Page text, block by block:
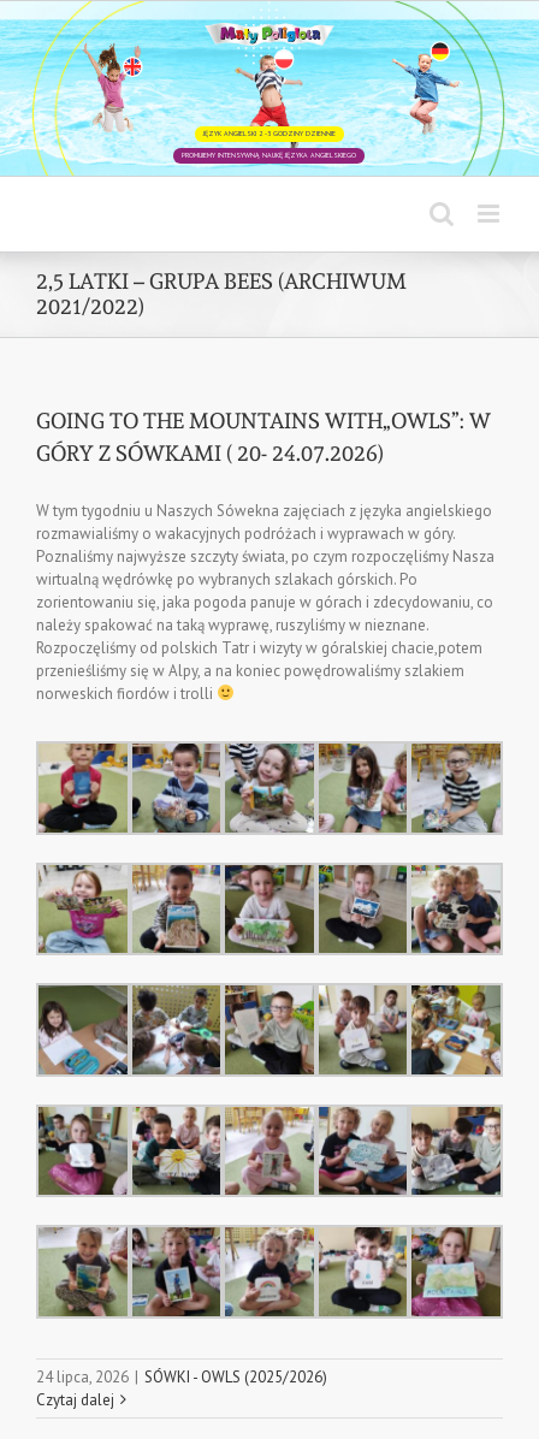
to
content
2,5 LATKI – GRUPA BEES (ARCHIWUM
2021/2022)
GOING TO THE MOUNTAINS WITH„OWLS”: W
GÓRY Z SÓWKAMI ( 20- 24.07.2026)
W tym tygodniu u Naszych Sówekna zajęciach z języka angielskiego
rozmawialiśmy o wakacyjnych podróżach i wyprawach w góry.
Poznaliśmy najwyższe szczyty świata, po czym rozpoczęliśmy Nasza
wirtualną wędrówkę po wybranych szlakach górskich. Po
zorientowaniu się, jaka pogoda panuje w górach i zdecydowaniu, co
należy spakować na taką wyprawę, ruszyliśmy w nieznane.
Rozpoczęliśmy od polskich Tatr i wizyty w góralskiej chacie,potem
przenieśliśmy się w Alpy, a na koniec powędrowaliśmy szlakiem
norweskich fiordów i trolli
24 lipca, 2026 | SÓWKI - OWLS (2025/2026)
Czytaj dalej